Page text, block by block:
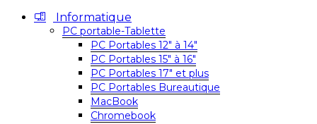
Informatique
PC portable-Tablette
PC Portables 12″ à 14″
PC Portables 15″ à 16″
PC Portables 17″ et plus
PC Portables Bureautique
MacBook
Chromebook